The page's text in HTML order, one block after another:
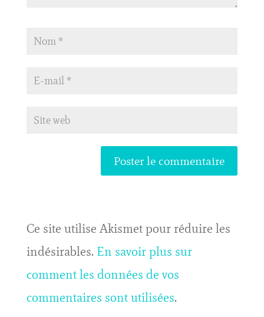
Ce site utilise Akismet pour réduire les
indésirables. En savoir plus sur
comment les données de vos
commentaires sont utilisées.